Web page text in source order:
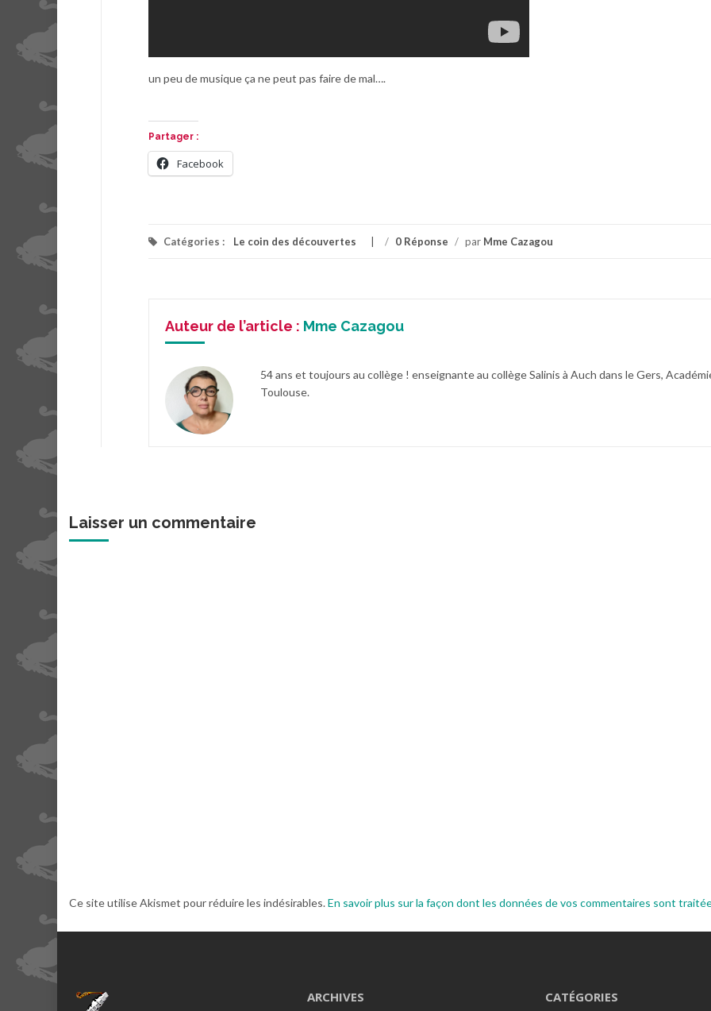
un peu de musique ça ne peut pas faire de mal….
Partager :
Facebook
Catégories : Le coin des découvertes / 0 Réponse / par Mme Cazagou
Auteur de l’article : Mme Cazagou
54 ans et toujours au collège ! enseignante au collège Salinis à Auch dans le Gers,
Toulouse.
Laisser un commentaire
Ce site utilise Akismet pour réduire les indésirables.En savoir plus sur la façon dont les données de vos commentaires sont
ARCHIVES CATÉGORIES